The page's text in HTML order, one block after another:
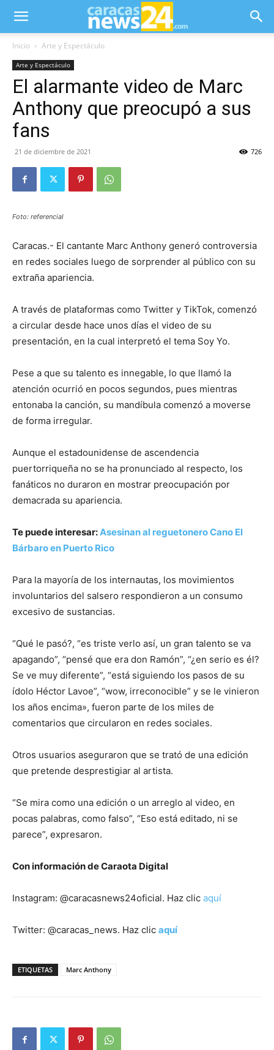
Inicio Arte y Espectáculo
Arte y Espectáculo
El alarmante video de Marc
Anthony que preocupó a sus
fans
21 de diciembre de 2021 726
Foto: referencial
Caracas.- El cantante Marc Anthony generó controversia
en redes sociales luego de sorprender al público con su
extraña apariencia.
A través de plataformas como Twitter y TikTok, comenzó
a circular desde hace unos días el video de su
presentación, en la cual interpretó el tema Soy Yo.
Pese a que su talento es innegable, lo que llamó la
atención ocurrió en pocos segundos, pues mientras
entonaba la canción, su mandíbula comenzó a moverse
de forma irregular.
Aunque el estadounidense de ascendencia
puertorriqueña no se ha pronunciado al respecto, los
fanáticos no duraron en mostrar preocupación por
demacrada su apariencia.
Te puede interesar:Asesinan al reguetonero Cano El
Bárbaro en Puerto Rico
Para la mayoría de los internautas, los movimientos
involuntarios del salsero respondieron a un consumo
excesivo de sustancias.
“Qué le pasó?, “es triste verlo así, un gran talento se va
apagando”, “pensé que era don Ramón”, “¿en serio es él?
Se ve muy diferente”, “está siguiendo los pasos de su
ídolo Héctor Lavoe”, “wow, irreconocible” y se le vinieron
los años encima», fueron parte de los miles de
comentarios que circularon en redes sociales.
Otros usuarios aseguraron que se trató de una edición
que pretende desprestigiar al artista.
“Se mira como una edición o un arreglo al video, en
pocas palabras, como falso”, “Eso está editado, ni se
parece”, expresaron.
Con información de Caraota Digital
Instagram: @caracasnews24oficial. Haz clic aquí
Twitter: @caracas_news. Haz clic aquí
ETIQUETAS Marc Anthony